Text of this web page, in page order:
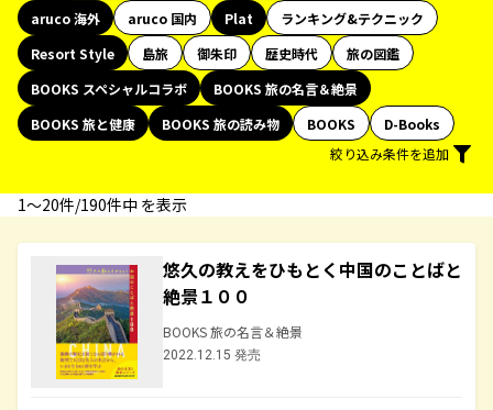
aruco 海外
aruco 国内 Plat
ランキング&テクニック
Resort Style
島旅 御朱印 歴史時代
旅の図鑑
BOOKS スペシャルコラボ
BOOKS 旅の名言＆絶景
BOOKS 旅と健康
BOOKS 旅の読み物 BOOKS
D-Books
絞り込み条件を追加
1〜20件/190件中 を表示
悠久の教えをひもとく中国のことばと
絶景１００
BOOKS 旅の名言＆絶景
2022.12.15 発売